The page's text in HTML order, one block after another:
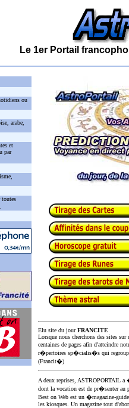
Le 1er Portail
ou
arabe,
et
par
toutes
Elu site du jourFRANCITE
Lorsque nous cherchons des sites
centaines de pages afin d'atteindre
r�pertoires sp�cialis�s qui
(Francit�)
A deux reprises,
dont la vocation est de pr�senter au
Best on Web est un �magazine-
les kiosques. Un magazine tout